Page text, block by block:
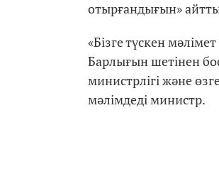
отырғандығын»
«Бізге түскен
Барлығын шетінен
министрлігі және
мәлімдеді министр.